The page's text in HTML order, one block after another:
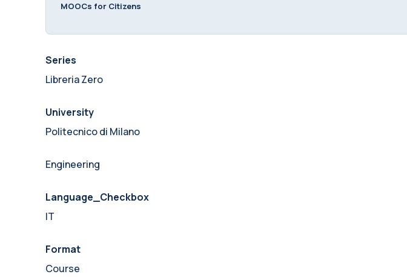
MOOCs for Citizens
Series
Libreria Zero
University
Politecnico di Milano
Engineering
Language_Checkbox
IT
Format
Course